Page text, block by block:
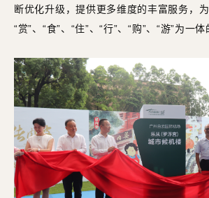
断优化升级，提供更多维度的丰富服务，
“赏”、“食”、“住”、“行”、“购”、“游”为一